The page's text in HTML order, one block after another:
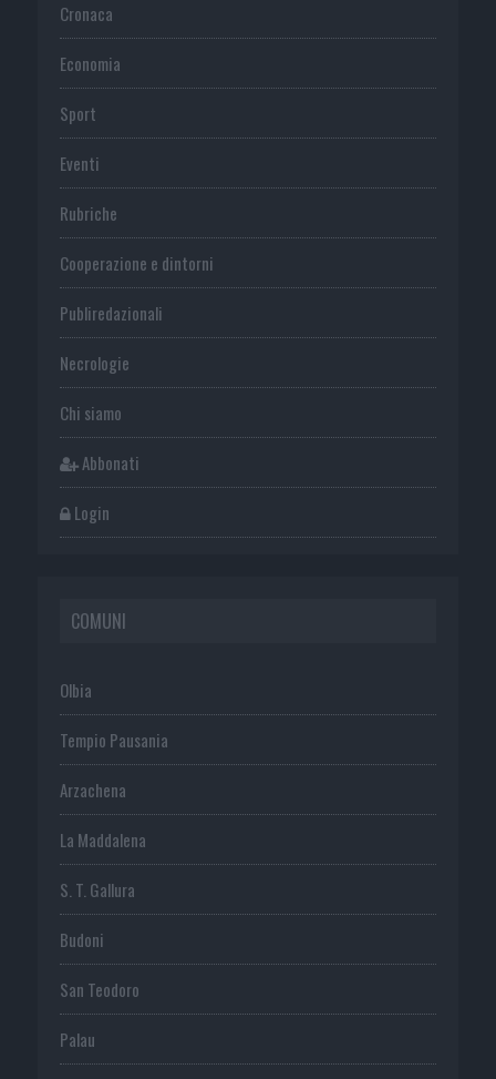
Cronaca
Economia
Sport
Eventi
Rubriche
Cooperazione e dintorni
Publiredazionali
Necrologie
Chi siamo
Abbonati
Login
COMUNI
Olbia
Tempio Pausania
Arzachena
La Maddalena
S. T. Gallura
Budoni
San Teodoro
Palau